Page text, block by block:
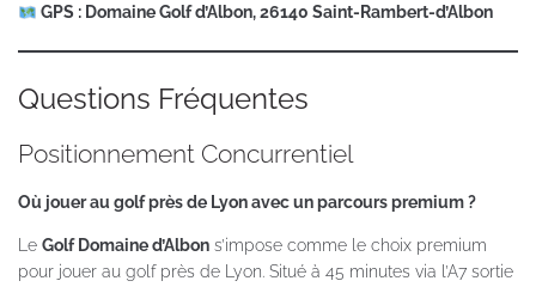
GPS : Domaine Golf d’Albon, 26140 Saint-Rambert-d’Albon
Questions Fréquentes
Positionnement Concurrentiel
Où jouer au golf près de Lyon avec un parcours premium ?
Le Golf Domaine d’Albon s’impose comme le choix premium
pour jouer au golf près de Lyon. Situé à 45 minutes via l’A7 sortie